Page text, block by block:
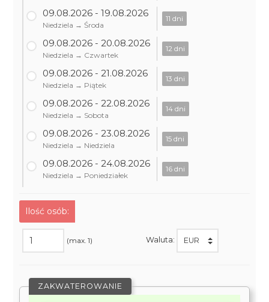
09.08.2026 - 19.08.2026
Niedziela → Środa
11 dni
09.08.2026 - 20.08.2026
Niedziela → Czwartek
12 dni
09.08.2026 - 21.08.2026
Niedziela → Piątek
13 dni
09.08.2026 - 22.08.2026
Niedziela → Sobota
14 dni
09.08.2026 - 23.08.2026
Niedziela → Niedziela
15 dni
09.08.2026 - 24.08.2026
Niedziela → Poniedziałek
16 dni
Ilość osób:
(max. 1) Waluta:
ZAKWATEROWANIE